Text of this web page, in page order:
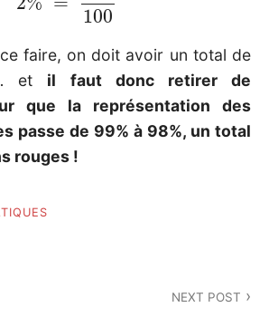
faire, on doit avoir un total de
et il faut donc retirer de
que la représentation des
passe de 99% à 98%, un total
rouges !
NEXT POST